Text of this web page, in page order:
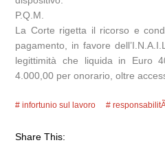
P.Q.M.
La Corte rigetta il ricorso e
pagamento, in favore
legittimità che liquida in Euro
4.000,00 per onorario, oltre
infortunio sul lavoro
Share This: